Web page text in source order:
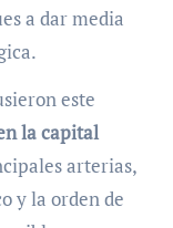
a dar media
este
la capital
arterias,
y la orden de